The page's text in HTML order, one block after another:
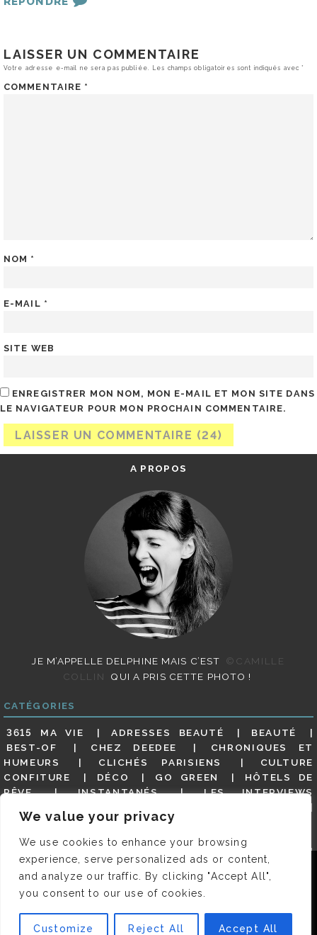
We value your privacy
We use cookies to enhance your browsing
experience, serve personalized ads or content,
and analyze our traffic. By clicking "Accept All",
you consent to our use of cookies.
Customize Reject All Accept All
LAISSER UN COMMENTAIRE
Votre adresse e-mail ne sera pas publiée. Les champs obligatoires sont indiqués avec*
COMMENTAIRE *
NOM *
E-MAIL *
SITE WEB
ENREGISTRER MON NOM, MON E-MAIL ET MON SITE DANS
LE NAVIGATEUR POUR MON PROCHAIN COMMENTAIRE.
A PROPOS
JE M’APPELLE DELPHINE MAIS C’EST
©CAMILLE
COLLIN
QUI A PRIS CETTE PHOTO !
CATÉGORIES
3615 MA VIE ADRESSES BEAUTÉ
BEAUTÉ
BEST-OF
CHEZ DEEDEE
CHRONIQUES ET
HUMEURS
CLICHÉS PARISIENS
CULTURE
CONFITURE
DÉCO GO GREEN
HÔTELS DE
RÊVE
INSTANTANÉS
LES INTERVIEWS
MES ADRESSES
MODE
(BUT GOODIES)
PAR ICI LE MAGOT !
PARIS EN PHOTOS
RESTAURANTS
REVUE DE PRESSE DÉTAILLÉE, SIOU PLAIT
SALONS
DE THÉ
SHOPPING VIDÉOS
VITE ! UN RESTO
VOYAGES VOYAGES
© 2026 DEEDEE | TOUS DROITS RÉSERVÉS. DESIGNED BY
Nous utilisons des cookies pour vous garantir la meilleure
expérience sur notre site. Si vous continuez à utiliser ce
dernier, nous considérerons que vous acceptez l'utilisation des
cookies.